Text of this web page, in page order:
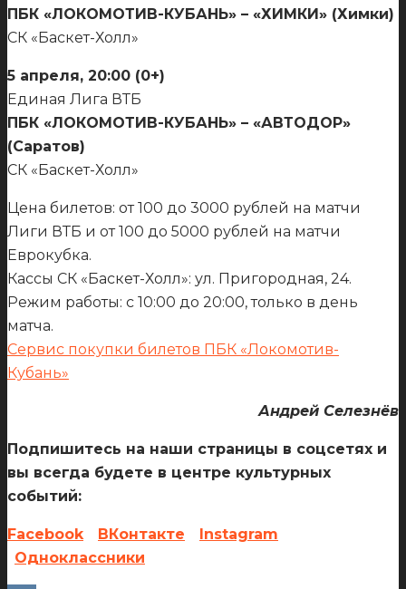
ПБК «ЛОКОМОТИВ-КУБАНЬ» – «ХИМКИ» (Химки)
СК «Баскет-Холл»
5 апреля, 20:00 (0+)
Единая Лига ВТБ
ПБК «ЛОКОМОТИВ-КУБАНЬ» – «АВТОДОР»
(Саратов)
СК «Баскет-Холл»
Цена билетов: от 100 до 3000 рублей на матчи
Лиги ВТБ и от 100 до 5000 рублей на матчи
Еврокубка.
Кассы СК «Баскет-Холл»: ул. Пригородная, 24.
Режим работы: с 10:00 до 20:00, только в день
матча.
Сервис покупки билетов ПБК «Локомотив-
Кубань»
Андрей Селезнёв
Подпишитесь на наши страницы в соцсетях и
вы всегда будете в центре культурных
событий:
Facebook ВКонтакте
Instagram
Одноклассники